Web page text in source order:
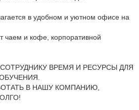
в удобном и уютном офисе на
чаем и кофе, корпоративной
ВРЕМЯ И РЕСУРСЫ ДЛЯ
В НАШУ КОМПАНИЮ,